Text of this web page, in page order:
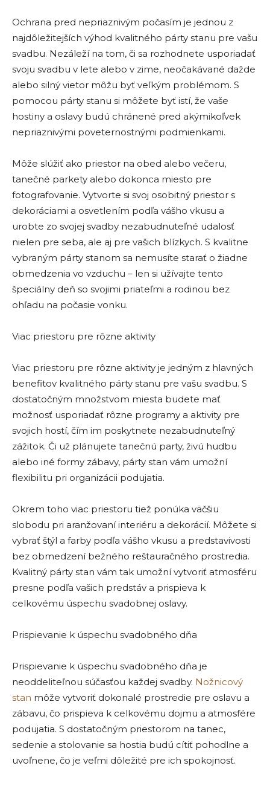
Ochrana pred nepriaznivým počasím je jednou z
najdôležitejších výhod kvalitného párty stanu pre vašu
svadbu. Nezáleží na tom, či sa rozhodnete usporiadať
svoju svadbu v lete alebo v zime, neočakávané dažde
alebo silný vietor môžu byť veľkým problémom. S
pomocou párty stanu si môžete byť istí, že vaše
hostiny a oslavy budú chránené pred akýmikoľvek
nepriaznivými poveternostnými podmienkami.
Môže slúžiť ako priestor na obed alebo večeru,
tanečné parkety alebo dokonca miesto pre
fotografovanie. Vytvorte si svoj osobitný priestor s
dekoráciami a osvetlením podľa vášho vkusu a
urobte zo svojej svadby nezabudnuteľné udalosť
nielen pre seba, ale aj pre vašich blízkych. S kvalitne
vybraným párty stanom sa nemusíte starať o žiadne
obmedzenia vo vzduchu – len si užívajte tento
špeciálny deň so svojimi priateľmi a rodinou bez
ohľadu na počasie vonku.
Viac priestoru pre rôzne aktivity
Viac priestoru pre rôzne aktivity je jedným z hlavných
benefitov kvalitného párty stanu pre vašu svadbu. S
dostatočným množstvom miesta budete mať
možnosť usporiadať rôzne programy a aktivity pre
svojich hostí, čím im poskytnete nezabudnuteľný
zážitok. Či už plánujete tanečnú party, živú hudbu
alebo iné formy zábavy, párty stan vám umožní
flexibilitu pri organizácii podujatia.
Okrem toho viac priestoru tiež ponúka väčšiu
slobodu pri aranžovaní interiéru a dekorácií. Môžete si
vybrať štýl a farby podľa vášho vkusu a predstavivosti
bez obmedzení bežného reštauračného prostredia.
Kvalitný párty stan vám tak umožní vytvoriť atmosféru
presne podľa vašich predstáv a prispieva k
celkovému úspechu svadobnej oslavy.
Prispievanie k úspechu svadobného dňa
Prispievanie k úspechu svadobného dňa je
neoddeliteľnou súčasťou každej svadby. Nožnicový
stan môže vytvoriť dokonalé prostredie pre oslavu a
zábavu, čo prispieva k celkovému dojmu a atmosfére
podujatia. S dostatočným priestorom na tanec,
sedenie a stolovanie sa hostia budú cítiť pohodlne a
uvoľnene, čo je veľmi dôležité pre ich spokojnosť.